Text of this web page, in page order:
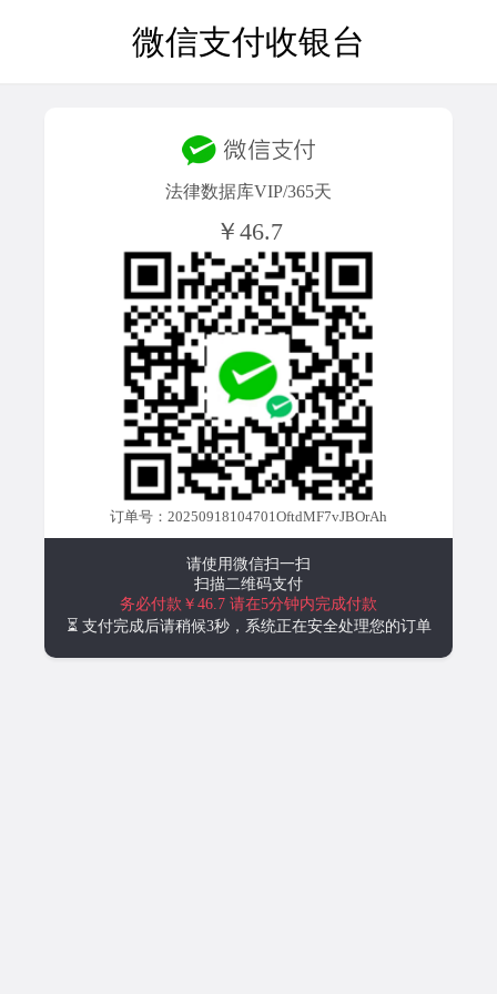
微信支付收银台
法律数据库VIP/365天
￥46.7
订单号：20250918104701OftdMF7vJBOrAh
请使用微信扫一扫
扫描二维码支付
务必付款￥46.7 请在5分钟内完成付款
⏳ 支付完成后请稍候3秒，系统正在安全处理您的订单